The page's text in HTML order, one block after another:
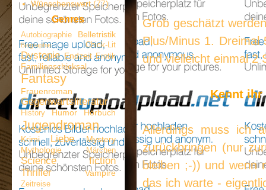
Grob geschätzt
Plus/Minus 1. Dreimal
und vielleicht einmal 2
Kennt ihr
Allerdings muss ich
zurückbringen (nur
bleiben ;-)) und wenn
das ich warte -
Wünschenswert (77)
Genres
Autobiographie Belletristik
Biographie Chick-Lit
Dystopie Endzeit Erotik
Familienschicksal
Fantasy
Frauenroman
Gegenwartsliteratur
History Humor Hörbuch
Jugendroman
Krimi Liebe
Mystery
Mythologie
Märchen
Science fiction
Thriller
Vampire
Zeitreise